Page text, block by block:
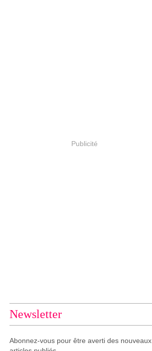
Publicité
Newsletter
Abonnez-vous pour être averti des nouveaux